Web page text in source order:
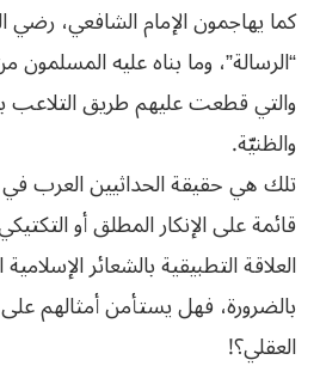
كما يهاجمون الإمام الشافعي، رضي
“الرسالة”، وما بناه عليه
والتي قطعت عليهم طريق
والظنيّة.
تلك هي حقيقة الحداثيين العرب في
قائمة على الإنكار المطلق أو
العلاقة التطبيقية بالشعائر
بالضرورة، فهل يستأمن أمثالهم
العقلي؟!